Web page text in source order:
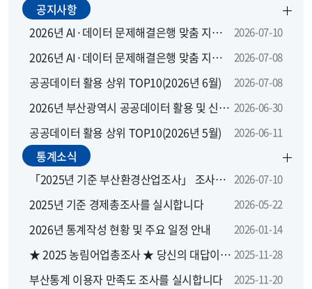
공지사항
2026년 AI·데이터 문제해결은행 맞춤 지원 모집 공고
2026-07-10
2026년 AI·데이터 문제해결은행 맞춤 지원사업 지역별 설명회 2026-07-08
공공데이터 활용 상위 TOP10(2026년 6월) 2026-07-08
2026년 부산광역시 공공데이터 활용 및 신규 개방 수요 설문조사 2026-06-30
공공데이터 활용 상위 TOP10(2026년 5월) 2026-06-11
통계소식
「2025년 기준 부산환경산업조사」 조사요원을 모집합니다. 2026-07-10
2025년 기준 경제총조사를 실시합니다 2026-05-22
2026년 통계작성 현황 및 주요 일정 안내 2026-01-14
★ 2025 농림어업총조사 ★ 당신의 대답이 대한민국의 농산어촌에 좋은 답이 됩니다 2025-11-28
부산통계 이용자 만족도 조사를 실시합니다 2025-11-20